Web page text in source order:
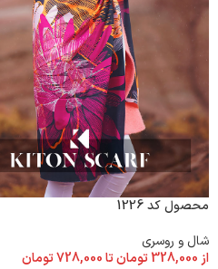
محصول کد 1226
شال و روسری
از 328,000تومانتا728,000تومان